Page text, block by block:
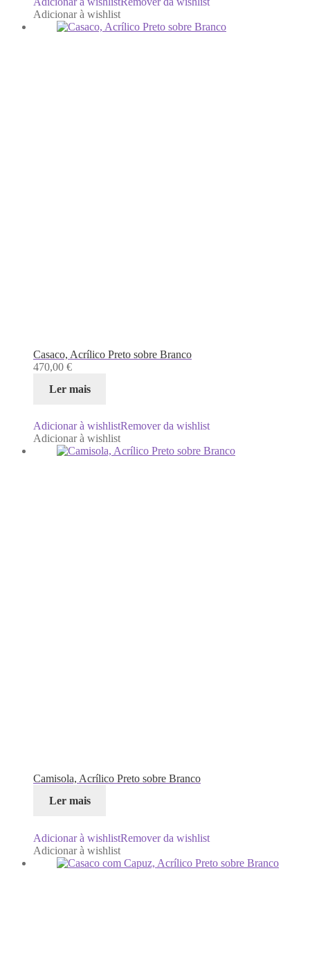
Adicionar à wishlist
Casaco, Acrílico Preto sobre Branco
470,00 €
Ler mais
Adicionar à wishlistRemover da wishlist
Adicionar à wishlist
Camisola, Acrílico Preto sobre Branco
Ler mais
Adicionar à wishlistRemover da wishlist
Adicionar à wishlist